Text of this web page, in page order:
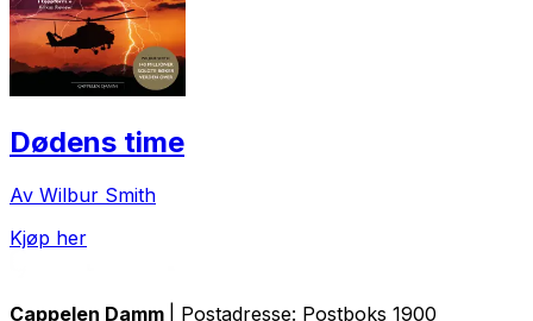
Dødens time
Av Wilbur Smith
Kjøp her
Cappelen Damm
| Postadresse: Postboks 1900